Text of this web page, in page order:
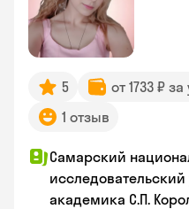
5 от 1733 ₽
1 отзыв
Самарский
академика С.П.